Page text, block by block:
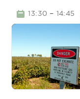
TIME13:30 – 14:45